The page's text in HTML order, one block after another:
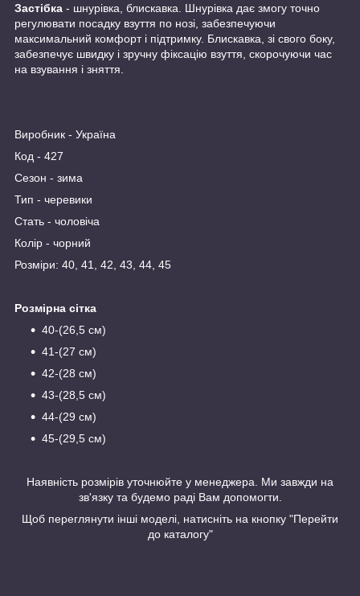
Застібка - шнурівка, блискавка. Шнурівка дає змогу точно
регулювати посадку взуття по нозі, забезпечуючи
максимальний комфорт і підтримку. Блискавка, зі свого боку,
забезпечує швидку і зручну фіксацію взуття, скорочуючи час
на взування і зняття.
Виробник - Україна
Код - 427
Сезон - зима
Тип - черевики
Стать - чоловіча
Колір - чорний
Розміри: 40, 41, 42, 43, 44, 45
Розмірна сітка
40-(26,5 см)
41-(27 см)
42-(28 см)
43-(28,5 см)
44-(29 см)
45-(29,5 см)
Наявність розмірів уточнюйте у менеджера. Ми завжди на
зв'язку та будемо раді Вам допомогти.
Щоб переглянути інші моделі, натисніть на кнопку "Перейти
до каталогу"